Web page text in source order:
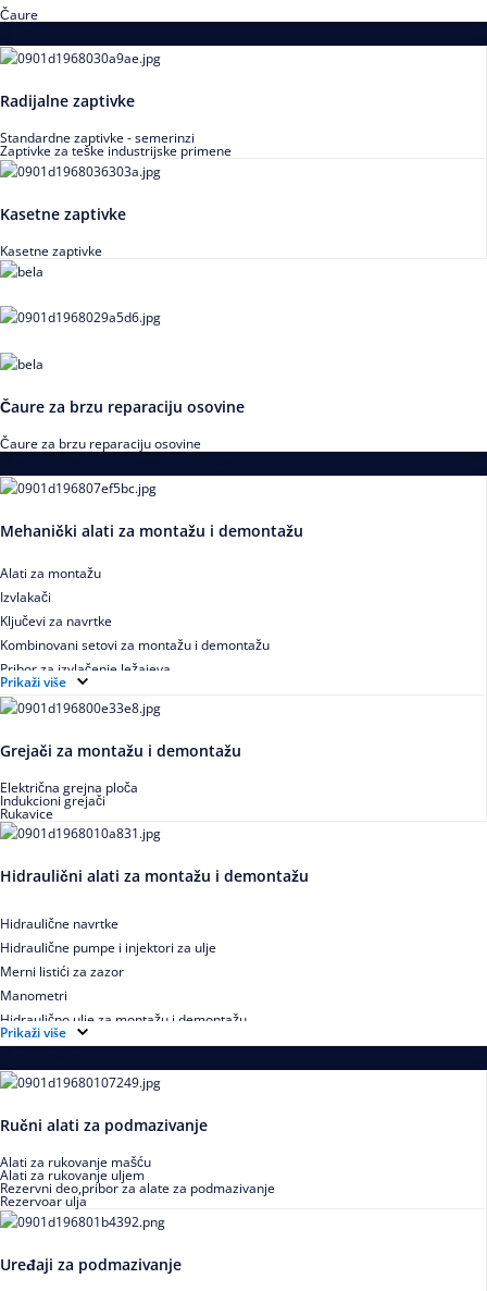
Čaure
Radijalne zaptivke
Standardne zaptivke - semerinzi
Zaptivke za teške industrijske primene
Kasetne zaptivke
Kasetne zaptivke
Čaure za brzu reparaciju osovine
Čaure za brzu reparaciju osovine
Mehanički alati za montažu i demontažu
Alati za montažu
Izvlakači
Ključevi za navrtke
Kombinovani setovi za montažu i demontažu
Pribor za izvlačenje ležajeva
Prikaži više
Grejači za montažu i demontažu
Električna grejna ploča
Indukcioni grejači
Rukavice
Hidraulični alati za montažu i demontažu
Hidraulične navrtke
Hidraulične pumpe i injektori za ulje
Merni listići za zazor
Manometri
Hidraulično ulje za montažu i demontažu
Prikaži više
Ručni alati za podmazivanje
Alati za rukovanje mašću
Alati za rukovanje uljem
Rezervni deo,pribor za alate za podmazivanje
Rezervoar ulja
Uređaji za podmazivanje